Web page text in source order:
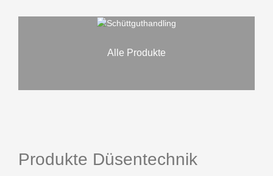
Alle Produkte
Produkte Düsentechnik